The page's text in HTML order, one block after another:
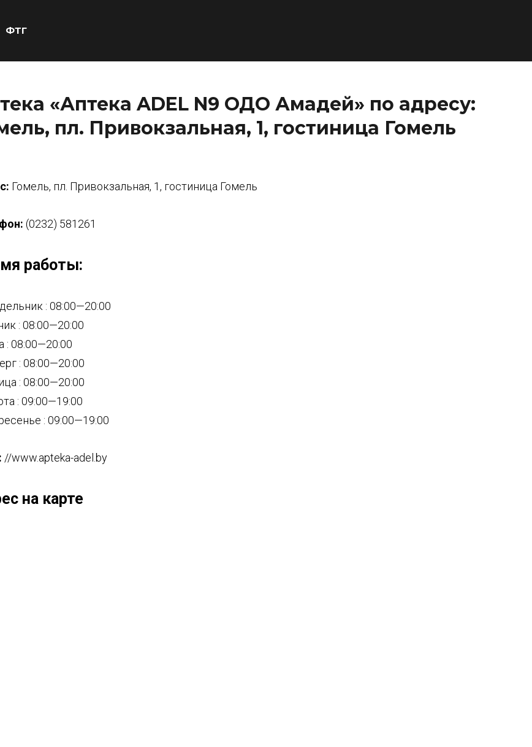
ФТГ
«Аптека ADEL N9 ОДО Амадей» по адресу:
пл. Привокзальная, 1, гостиница Гомель
Гомель, пл. Привокзальная, 1, гостиница Гомель
(0232) 581261
работы:
: 08:00—20:00
: 08:00—20:00
: 08:00—20:00
: 08:00—20:00
: 08:00—20:00
: 09:00—19:00
: 09:00—19:00
//www.apteka-adel.by
на карте